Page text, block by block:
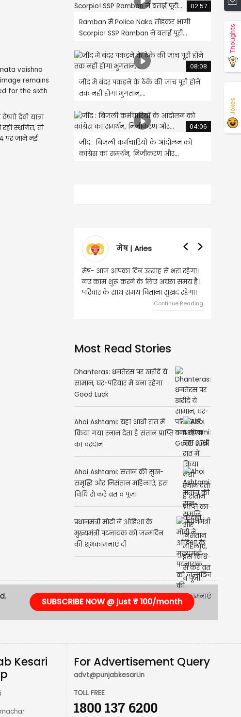
देवी यात्रा
स्थगित, तो
पर जानें नई
02:57
Ramban में Police Naka तोड़कर भागी
Scorpio! SSP Ramban ने बताई पूरी...
08:08
जींद में बंदर पकड़ने के ठेके की जांच पूरी होने
तक नहीं होगा भुगतान,...
04:06
जींद : बिजली कर्मचारियों के आंदोलन को
कांग्रेस का समर्थन, निजीकरण और...
मेष- आज आपका दिन उत्साह से भरा रहेगा।
नए काम शुरू करने के लिए अच्छा समय है।
परिवार के साथ समय बिताना सुखद रहेगा।
वृषभ | Taurus
वृष- आज का दिन इस राशि के जातकों के
लिए शुभ रहने वाला है। धन और नौकरी के
मामलों में सफलता मिलेगी। मित्रों से
मेलजोल बढ़ेगा। आर्थिक निवेश सोच-
समझकर...
Most Read Stories
Dhanteras: धनतेरस पर खरीदें ये
सामान, घर-परिवार में बना रहेगा
Ahoi Ashtami: यहां आधी रात में
किया गया स्नान देता है संतान प्राप्ति
Ahoi Ashtami: संतान की सुख-
समृद्धि और निसंतान महिलाएं, इस
प्रधानमंत्री मोदी ने ओडिशा के
मुख्यमंत्री पटनायक को जन्मदिन
SUBSCRIBE NOW @ just ₹ 100/month
Kesari
For Advertisement Query
advt@punjabkesari.in
TOLL FREE
Thoughts
Jokes